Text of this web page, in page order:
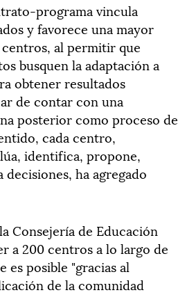
programa vincula
y favorece una mayor
al permitir que
busquen la adaptación a
obtener resultados
de contar con una
posterior como proceso de
cada centro,
identifica, propone,
decisiones, ha agregado
Consejería de Educación
a 200 centros a lo largo de
es posible "gracias al
de la comunidad